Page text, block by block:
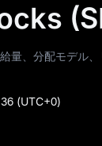
、分配モデル
(UTC+0)